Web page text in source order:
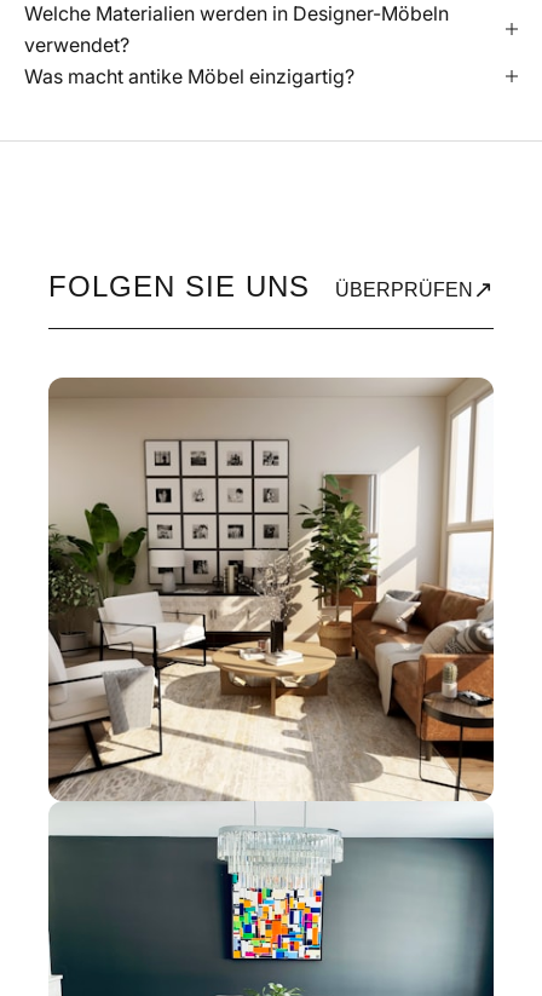
Welche Materialien werden in Designer-Möbeln
verwendet?
Was macht antike Möbel einzigartig?
FOLGEN SIE UNS ÜBERPRÜFEN ↗